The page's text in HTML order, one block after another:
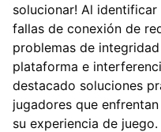
solucionar! Al
fallas de conexión de
problemas de
plataforma e
destacado soluciones
jugadores que
su experiencia de juego.